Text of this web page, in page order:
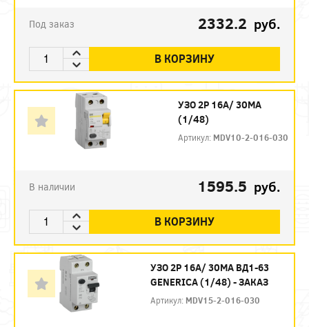
Под заказ 2332.2 руб.
В КОРЗИНУ
УЗО 2P 16А/ 30МА
(1/48)
Артикул: MDV10-2-016-030
В наличии 1595.5 руб.
В КОРЗИНУ
УЗО 2P 16А/ 30МА ВД1-63
GENERICA (1/48) - ЗАКАЗ
Артикул: MDV15-2-016-030